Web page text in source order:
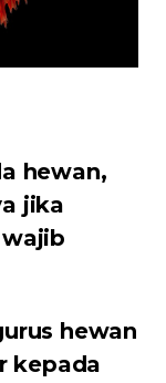
hewan,
jika
hewan
kepada